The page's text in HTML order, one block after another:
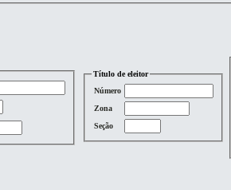
Título de eleitor
Número
Zona
Seção